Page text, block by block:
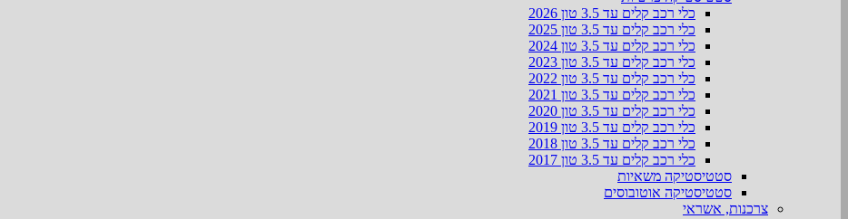
כלי רכב קלים עד 3.5 טון 2026
כלי רכב קלים עד 3.5 טון 2025
כלי רכב קלים עד 3.5 טון 2024
כלי רכב קלים עד 3.5 טון 2023
כלי רכב קלים עד 3.5 טון 2022
כלי רכב קלים עד 3.5 טון 2021
כלי רכב קלים עד 3.5 טון 2020
כלי רכב קלים עד 3.5 טון 2019
כלי רכב קלים עד 3.5 טון 2018
כלי רכב קלים עד 3.5 טון 2017
סטטיסטיקה משאיות
סטטיסטיקה אוטובוסים
צרכנות, אשראי